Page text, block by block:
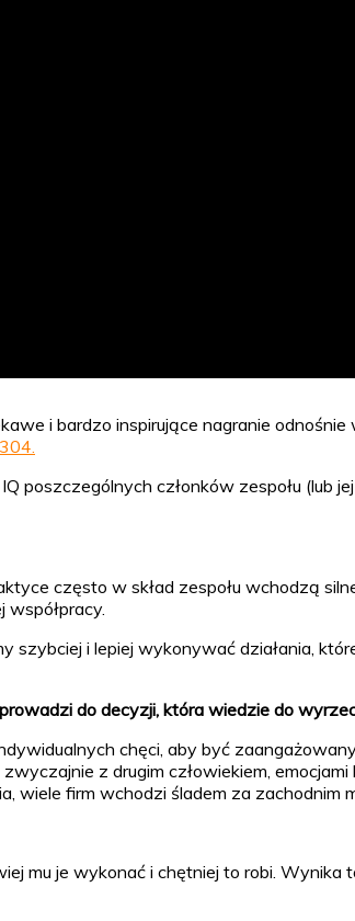
i bardzo inspirujące nagranie odnośnie
poszczególnych członków zespołu (lub
często w skład zespołu wchodzą
współpracy.
szybciej i lepiej wykonywać działania,
do decyzji, która wiedzie do
chęci, aby być
z drugim człowiekiem, emocjami
wiele firm wchodzi śladem za zachodnim
mu je wykonać i chętniej to robi.